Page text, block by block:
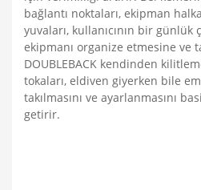
bağlantı noktaları, ekipman
yuvaları, kullanıcının bir
ekipmanı organize etmesine ve
DOUBLEBACK kendinden
tokaları, eldiven giyerken bile
takılmasını ve ayarlanmasını
getirir.